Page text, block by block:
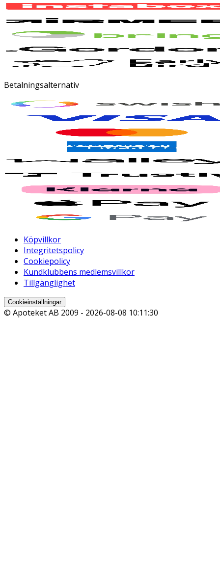
Betalningsalternativ
Köpvillkor
Integritetspolicy
Cookiepolicy
Kundklubbens medlemsvillkor
Tillgänglighet
Cookieinställningar
© Apoteket AB 2009 - 2026-08-08 10:11:30